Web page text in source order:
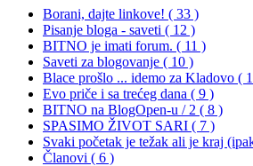
Borani, dajte linkove! ( 33 )
Pisanje bloga - saveti ( 12 )
BITNO je imati forum. ( 11 )
Saveti za blogovanje ( 10 )
Blace prošlo ... idemo za Kladovo (
Evo priče i sa trećeg dana ( 9 )
BITNO na BlogOpen-u / 2 ( 8 )
SPASIMO ŽIVOT SARI ( 7 )
Svaki početak je težak ali je kraj
Članovi ( 6 )